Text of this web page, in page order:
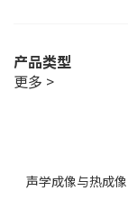
产品类型
更多 >
声学成像与热成像